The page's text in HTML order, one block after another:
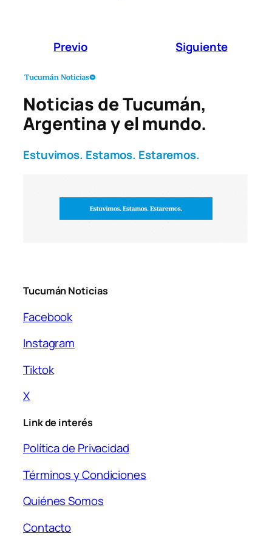
Previo Siguiente
Noticias de Tucumán,
Argentina y el mundo.
Estuvimos. Estamos. Estaremos.
Tucumán Noticias
Facebook
Instagram
Tiktok
X
Link de interés
Política de Privacidad
Términos y Condiciones
Quiénes Somos
Contacto